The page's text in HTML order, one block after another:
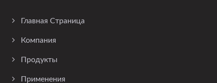
Главная Страница
Компания
Продукты
Применения